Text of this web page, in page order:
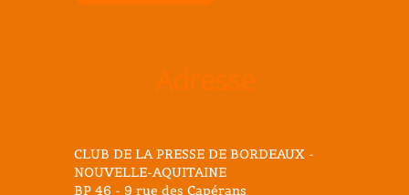
CLUB DE LA PRESSE DE BORDEAUX -
NOUVELLE-AQUITAINE
BP 46 - 9 rue des Capérans